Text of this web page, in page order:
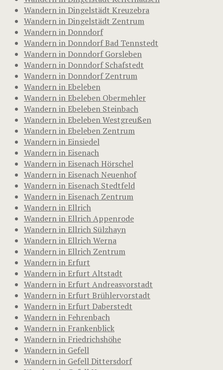
Wandern in Dingelstädt Kreuzebra
Wandern in Dingelstädt Zentrum
Wandern in Donndorf
Wandern in Donndorf Bad Tennstedt
Wandern in Donndorf Gorsleben
Wandern in Donndorf Schafstedt
Wandern in Donndorf Zentrum
Wandern in Ebeleben
Wandern in Ebeleben Obermehler
Wandern in Ebeleben Steinbach
Wandern in Ebeleben Westgreußen
Wandern in Ebeleben Zentrum
Wandern in Einsiedel
Wandern in Eisenach
Wandern in Eisenach Hörschel
Wandern in Eisenach Neuenhof
Wandern in Eisenach Stedtfeld
Wandern in Eisenach Zentrum
Wandern in Ellrich
Wandern in Ellrich Appenrode
Wandern in Ellrich Sülzhayn
Wandern in Ellrich Werna
Wandern in Ellrich Zentrum
Wandern in Erfurt
Wandern in Erfurt Altstadt
Wandern in Erfurt Andreasvorstadt
Wandern in Erfurt Brühlervorstadt
Wandern in Erfurt Daberstedt
Wandern in Fehrenbach
Wandern in Frankenblick
Wandern in Friedrichshöhe
Wandern in Gefell
Wandern in Gefell Dittersdorf